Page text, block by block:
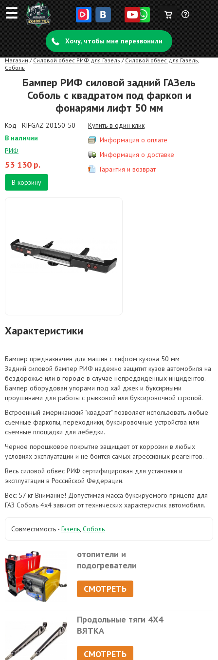
☰ Задать
вопрос
Корзина
пуста
Хочу, чтобы мне перезвонили
Магазин / Силовой обвес РИФ для Газель / Силовой обвес для Газель,
Соболь
Бампер РИФ силовой задний ГАЗель
Соболь с квадратом под фаркоп и
фонарями лифт 50 мм
Код - RIFGAZ-20150-50
В наличии
РИФ
53 130 р.
В корзину
Купить в один клик
Информация о оплате
Информация о доставке
Гарантия и возврат
Характеристики
Бампер предназначен для машин с лифтом кузова 50 мм
Задний силовой бампер РИФ надежно защитит кузов автомобиля на
бездорожье или в городе в случае непредвиденных инцидентов.
Бампер оборудован упорами под хай джек и буксирными
проушинами для работы с рывковой или буксировочной стропой.
Встроенный американский "квадрат" позволяет использовать любые
съемные фаркопы, переходники, буксировочные устройства или
съемные площадки для лебедки.
Черное порошковое покрытие защищает от коррозии в любых
условиях эксплуатации и не боится самых агрессивных реагентов. .
Весь силовой обвес РИФ сертифицирован для установки и
эксплуатации в Российской Федерации.
Вес: 57 кг Внимание! Допустимая масса буксируемого прицепа для
ГАЗ Соболь 4х4 зависит от технических характеристик автомобиля.
Совместимость - Газель, Соболь
отопители и
подогреватели
СМОТРЕТЬ
Продольные тяги 4Х4
ВЯТКА
СМОТРЕТЬ